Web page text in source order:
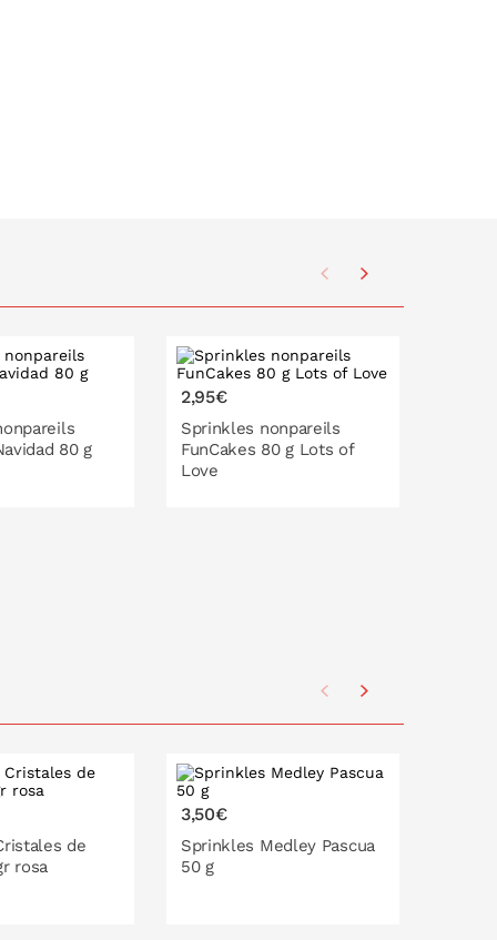
80 g
2,95€
Sprinkles nonpareils
FunCakes 80 g Lots of
Love
de
rosa
3,50€
Sprinkles Medley Pascua
50 g